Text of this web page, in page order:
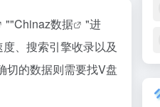
""Chinaz数据
"进
、搜索引擎收录以及
切的数据则需要找V盘